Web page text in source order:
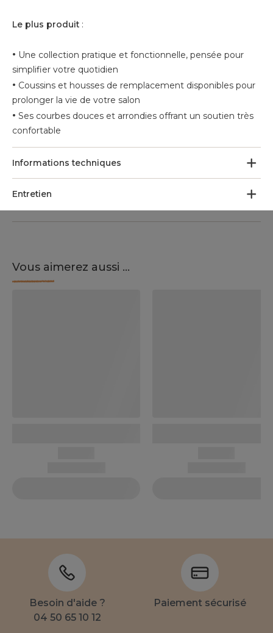
Le plus produit :
• Une collection pratique et fonctionnelle, pensée pour
simplifier votre quotidien
• Coussins et housses de remplacement disponibles pour
prolonger la vie de votre salon
• Ses courbes douces et arrondies offrant un soutien très
confortable
Informations techniques
Entretien
Vous aimerez aussi ...
Besoin d'aide ?
04 50 65 10 12
Paiement sécurisé